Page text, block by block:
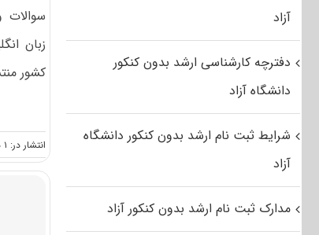
سوالات
کشور
انتشار در: ۱ دی, ۱۴۰۳
آزاد
دفترچه کارشناسی ارشد بدون کنکور
دانشگاه آزاد
شرایط ثبت نام ارشد بدون کنکور دانشگاه
آزاد
مدارک ثبت نام ارشد بدون کنکور آزاد